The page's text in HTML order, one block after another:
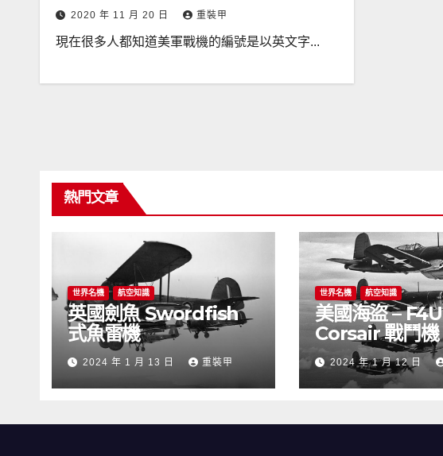
2020 年 11 月 20 日 重裝甲
現在很多人都知道美軍戰機的編號是以英文字...
熱門文章
世界名機 航空知識
英國劍魚 Swordfish
式魚雷機
2024 年 1 月 13 日 重裝甲
世界名機 航空知識
美國海盜 – F4U
Corsair 戰鬥機
2024 年 1 月 12 日